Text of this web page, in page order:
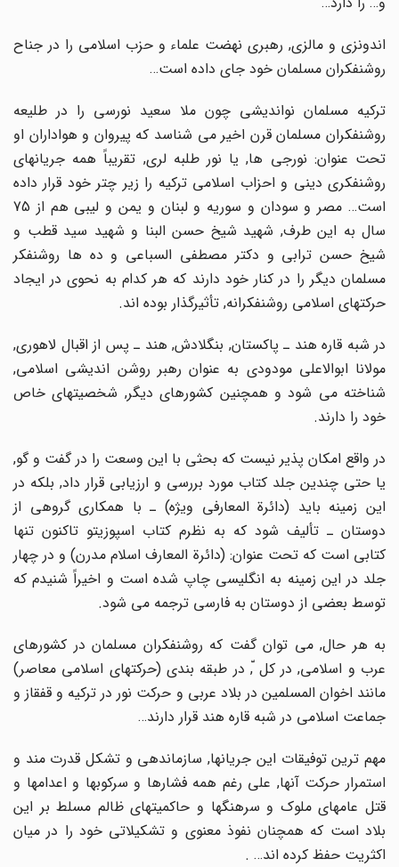
اندونزى و مالزى, رهبرى نهضت علماء و حزب اسلامى را در جناح
روشنفکران مسلمان خود جاى داده است…
ترکیه مسلمان نواندیشى چون ملا سعید نورسى را در طلیعه
روشنفکران مسلمان قرن اخیر مى شناسد که پیروان و هواداران او
تحت عنوان: نورجى ها, یا نور طلبه لرى, تقریباً همه جریانهاى
روشنفکرى دینى و احزاب اسلامى ترکیه را زیر چتر خود قرار داده
است… مصر و سودان و سوریه و لبنان و یمن و لیبى هم از 75
سال به این طرف, شهید شیخ حسن البنا و شهید سید قطب و
شیخ حسن ترابى و دکتر مصطفى السباعى و ده ها روشنفکر
مسلمان دیگر را در کنار خود دارند که هر کدام به نحوى در ایجاد
حرکتهاى اسلامى روشنفکرانه, تأثیرگذار بوده اند.
در شبه قاره هند ـ پاکستان, بنگلادش, هند ـ پس از اقبال لاهورى,
مولانا ابوالاعلى مودودى به عنوان رهبر روشن اندیشى اسلامى,
شناخته مى شود و همچنین کشورهاى دیگر, شخصیتهاى خاص
خود را دارند.
در واقع امکان پذیر نیست که بحثى با این وسعت را در گفت و گو,
یا حتى چندین جلد کتاب مورد بررسى و ارزیابى قرار داد, بلکه در
این زمینه باید (دائرة المعارفى ویژه) ـ با همکارى گروهى از
دوستان ـ تألیف شود که به نظرم کتاب اسپوزیتو تاکنون تنها
کتابى است که تحت عنوان: (دائرة المعارف اسلام مدرن) و در چهار
جلد در این زمینه به انگلیسى چاپ شده است و اخیراً شنیدم که
توسط بعضى از دوستان به فارسى ترجمه مى شود.
به هر حال, مى توان گفت که روشنفکران مسلمان در کشورهاى
عرب و اسلامى, در کل ّ, در طبقه بندى (حرکتهاى اسلامى معاصر)
مانند اخوان المسلمین در بلاد عربى و حرکت نور در ترکیه و قفقاز و
جماعت اسلامى در شبه قاره هند قرار دارند…
مهم ترین توفیقات این جریانها, سازماندهى و تشکل قدرت مند و
استمرار حرکت آنها, على رغم همه فشارها و سرکوبها و اعدامها و
قتل عامهاى ملوک و سرهنگها و حاکمیتهاى ظالم مسلط بر این
بلاد است که همچنان نفوذ معنوى و تشکیلاتى خود را در میان
اکثریت حفظ کرده اند… .